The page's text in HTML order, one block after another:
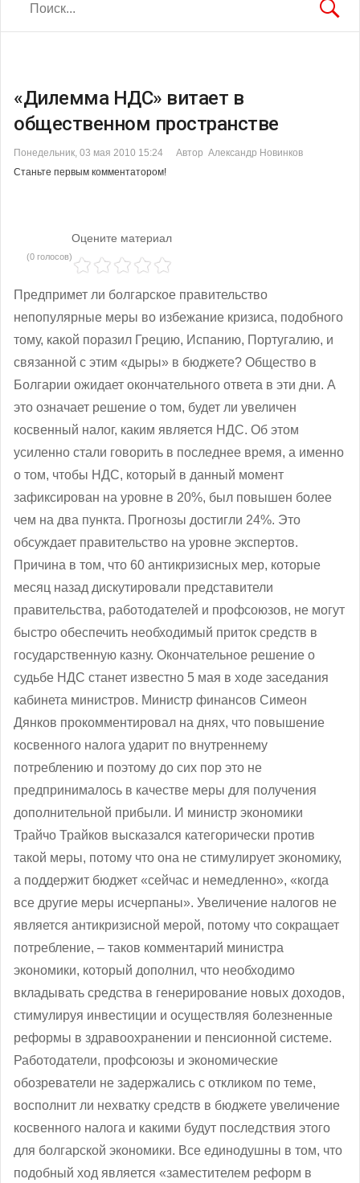
«Дилемма НДС» витает в
общественном пространстве
Понедельник, 03 мая 2010 15:24
Автор Александр Новинков
Станьте первым комментатором!
Оцените материал
(0 голосов)
Предпримет ли болгарское правительство
непопулярные меры во избежание кризиса, подобного
тому, какой поразил Грецию, Испанию, Португалию, и
связанной с этим «дыры» в бюджете? Общество в
Болгарии ожидает окончательного ответа в эти дни. А
это означает решение о том, будет ли увеличен
косвенный налог, каким является НДС. Об этом
усиленно стали говорить в последнее время, а именно
о том, чтобы НДС, который в данный момент
зафиксирован на уровне в 20%, был повышен более
чем на два пункта. Прогнозы достигли 24%. Это
обсуждает правительство на уровне экспертов.
Причина в том, что 60 антикризисных мер, которые
месяц назад дискутировали представители
правительства, работодателей и профсоюзов, не могут
быстро обеспечить необходимый приток средств в
государственную казну. Окончательное решение о
судьбе НДС станет известно 5 мая в ходе заседания
кабинета министров. Министр финансов Симеон
Дянков прокомментировал на днях, что повышение
косвенного налога ударит по внутреннему
потреблению и поэтому до сих пор это не
предпринималось в качестве меры для получения
дополнительной прибыли. И министр экономики
Трайчо Трайков высказался категорически против
такой меры, потому что она не стимулирует экономику,
а поддержит бюджет «сейчас и немедленно», «когда
все другие меры исчерпаны». Увеличение налогов не
является антикризисной мерой, потому что сокращает
потребление, ‒ таков комментарий министра
экономики, который дополнил, что необходимо
вкладывать средства в генерирование новых доходов,
стимулируя инвестиции и осуществляя болезненные
реформы в здравоохранении и пенсионной системе.
Работодатели, профсоюзы и экономические
обозреватели не задержались с откликом по теме,
восполнит ли нехватку средств в бюджете увеличение
косвенного налога и какими будут последствия этого
для болгарской экономики. Все единодушны в том, что
подобный ход является «заместителем реформ в